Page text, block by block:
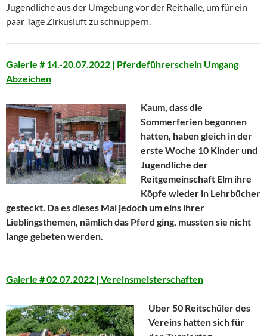
Jugendliche aus der Umgebung vor der Reithalle, um für ein
paar Tage Zirkusluft zu schnuppern.
Galerie # 14.-20.07.2022 | Pferdeführerschein Umgang
Abzeichen
Kaum, dass die
Sommerferien begonnen
hatten, haben gleich in der
erste Woche 10 Kinder und
Jugendliche der
Reitgemeinschaft Elm ihre
Köpfe wieder in Lehrbücher
gesteckt. Da es dieses Mal jedoch um eins ihrer
Lieblingsthemen, nämlich das Pferd ging, mussten sie nicht
lange gebeten werden.
Galerie # 02.07.2022 | Vereinsmeisterschaften
Über 50 Reitschüler des
Vereins hatten sich für